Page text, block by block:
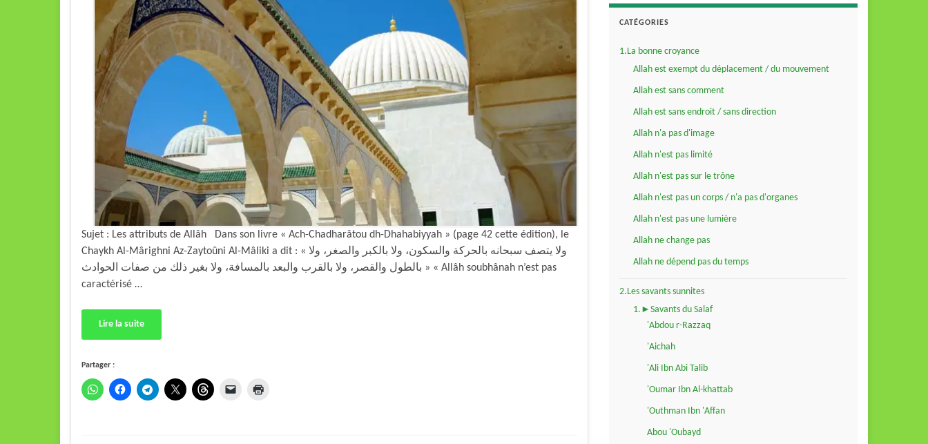
Sujet : Les attributs de Allâh Dans son livre « Ach-Chadharâtou dh-Dhahabiyyah » (page 42 cette édition), le
Chaykh Al-Mârighni Az-Zaytoûni Al-Mâliki a dit : « ولا يتصف سبحانه بالحركة والسكون، ولا بالكبر والصغر، ولا
بالطول والقصر، ولا بالقرب والبعد بالمسافة، ولا بغير ذلك من صفات الحوادث » « Allâh soubhânah n’est pas
caractérisé …
Lire la suite
Partager :
CATÉGORIES
1.La bonne croyance
Allah est exempt du déplacement / du mouvement
Allah est sans comment
Allah est sans endroit / sans direction
Allah n'a pas d'image
Allah n'est pas limité
Allah n'est pas sur le trône
Allah n'est pas un corps / n'a pas d'organes
Allah n'est pas une lumière
Allah ne change pas
Allah ne dépend pas du temps
2.Les savants sunnites
1.►Savants du Salaf
'Abdou r-Razzaq
'Aichah
'Ali Ibn Abi Talib
'Oumar Ibn Al-khattab
'Outhman Ibn 'Affan
Abou 'Oubayd